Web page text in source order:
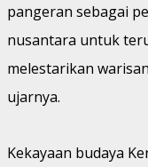
pangeran sebagai
nusantara untuk
melestarikan
ujarnya.
Kekayaan budaya